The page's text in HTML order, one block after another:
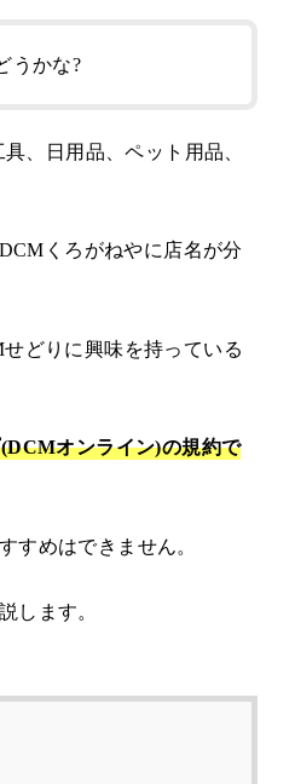
うかな?
、日用品、ペット用品、
くろがねやに店名が分
どりに興味を持っている
オンライン)の規約で
すめはできません。
します。